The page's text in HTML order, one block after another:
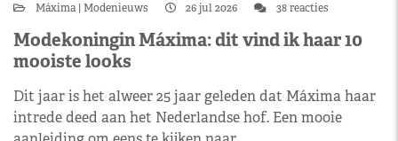
Máxima Modenieuws 26 jul 2026 38 reacties
Modekoningin Máxima: dit vind ik haar 10
mooiste looks
Dit jaar is het alweer 25 jaar geleden dat Máxima haar
intrede deed aan het Nederlandse hof. Een mooie